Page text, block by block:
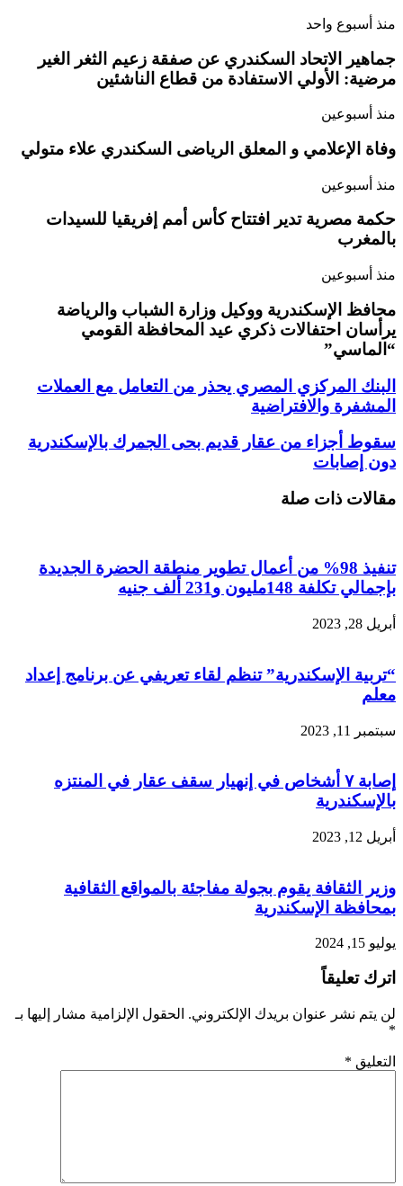
منذ أسبوع واحد
جماهير الاتحاد السكندري عن صفقة زعيم الثغر الغير
مرضية: الأولي الاستفادة من قطاع الناشئين
منذ أسبوعين
وفاة الإعلامي و المعلق الرياضى السكندري علاء متولي
منذ أسبوعين
حكمة مصرية تدير افتتاح كأس أمم إفريقيا للسيدات
بالمغرب
منذ أسبوعين
محافظ الإسكندرية ووكيل وزارة الشباب والرياضة
يرأسان احتفالات ذكري عيد المحافظة القومي
“الماسي”
البنك المركزي المصري يحذر من التعامل مع العملات
المشفرة والافتراضية
سقوط أجزاء من عقار قديم بحى الجمرك بالإسكندرية
دون إصابات
مقالات ذات صلة
تنفيذ 98% من أعمال تطوير منطقة الحضرة الجديدة
بإجمالي تكلفة 148مليون و231 ألف جنيه
أبريل 28, 2023
“تربية الإسكندرية” تنظم لقاء تعريفي عن برنامج إعداد
معلم
سبتمبر 11, 2023
إصابة ٧ أشخاص في إنهيار سقف عقار في المنتزه
بالإسكندرية
أبريل 12, 2023
وزير الثقافة يقوم بجولة مفاجئة بالمواقع الثقافية
بمحافظة الإسكندرية
يوليو 15, 2024
اترك تعليقاً
لن يتم نشر عنوان بريدك الإلكتروني. الحقول الإلزامية مشار إليها بـ
*
التعليق *